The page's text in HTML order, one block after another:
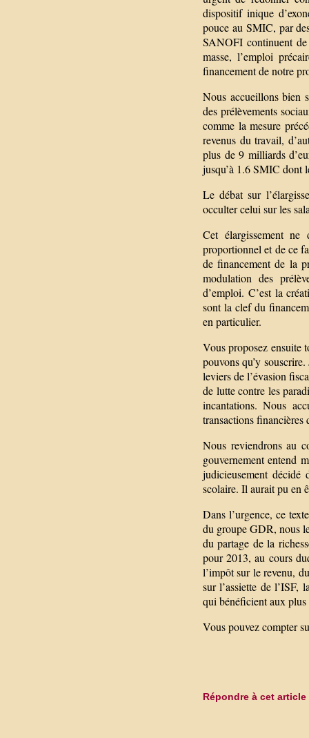
dispositif inique
pouce au SMIC, par
SANOFI continuent
masse, l’emploi
financement de notre
Nous accueillons bien
des prélèvements
comme la mesure
revenus du travail,
plus de 9 milliards
jusqu’à 1.6 SMIC dont
Le débat sur
occulter celui sur les
Cet élargissement
proportionnel et de ce
de financement de la
modulation des
d’emploi. C’est la
sont la clef du
en particulier.
Vous proposez ensuite
pouvons qu’y
leviers de l’évasion
de lutte contre les
incantations. Nous
transactions financières
Nous reviendrons au
gouvernement entend
judicieusement
scolaire. Il aurait pu en
Dans l’urgence, ce
du groupe GDR, nous
du partage de la
pour 2013, au cours
l’impôt sur le revenu,
sur l’assiette de l’ISF,
qui bénéficient aux
Vous pouvez compter
Répondre à cet article